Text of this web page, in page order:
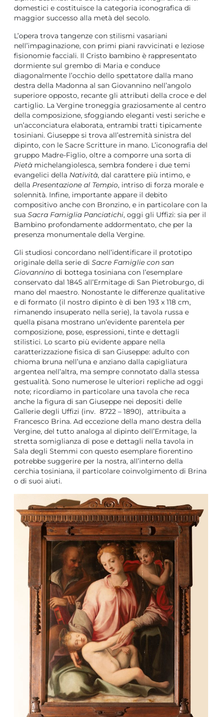
domestici e costituisce la categoria iconografica di
maggior successo alla metà del secolo.
L’opera trova tangenze con stilismi vasariani
nell’impaginazione, con primi piani ravvicinati e leziose
fisionomie facciali. Il Cristo bambino è rappresentato
dormiente sul grembo di Maria e conduce
diagonalmente l’occhio dello spettatore dalla mano
destra della Madonna al san Giovannino nell’angolo
superiore opposto, recante gli attributi della croce e del
cartiglio. La Vergine troneggia graziosamente al centro
della composizione, sfoggiando eleganti vesti seriche e
un’acconciatura elaborata, entrambi tratti tipicamente
tosiniani. Giuseppe si trova all’estremità sinistra del
dipinto, con le Sacre Scritture in mano. L’iconografia del
gruppo Madre-Figlio, oltre a comporre una sorta di
Pietà michelangiolesca, sembra fondere i due temi
evangelici della Natività, dal carattere più intimo, e
della Presentazione al Tempio, intriso di forza morale e
solennità. Infine, importante appare il debito
compositivo anche con Bronzino, e in particolare con la
sua Sacra Famiglia Panciatichi, oggi gli Uffizi: sia per il
Bambino profondamente addormentato, che per la
presenza monumentale della Vergine.
Gli studiosi concordano nell’identificare il prototipo
originale della serie di Sacre Famiglie con san
Giovannino di bottega tosiniana con l’esemplare
conservato dal 1845 all’Ermitage di San Pietroburgo, di
mano del maestro. Nonostante le differenze qualitative
e di formato (il nostro dipinto è di ben 193 x 118 cm,
rimanendo insuperato nella serie), la tavola russa e
quella pisana mostrano un’evidente parentela per
composizione, pose, espressioni, tinte e dettagli
stilistici. Lo scarto più evidente appare nella
caratterizzazione fisica di san Giuseppe: adulto con
chioma bruna nell’una e anziano dalla capigliatura
argentea nell’altra, ma sempre connotato dalla stessa
gestualità. Sono numerose le ulteriori repliche ad oggi
note; ricordiamo in particolare una tavola che reca
anche la figura di san Giuseppe nei depositi delle
Gallerie degli Uffizi (inv. 8722 – 1890), attribuita a
Francesco Brina. Ad eccezione della mano destra della
Vergine, del tutto analoga al dipinto dell’Ermitage, la
stretta somiglianza di pose e dettagli nella tavola in
Sala degli Stemmi con questo esemplare fiorentino
potrebbe suggerire per la nostra, all’interno della
cerchia tosiniana, il particolare coinvolgimento di Brina
o di suoi aiuti.